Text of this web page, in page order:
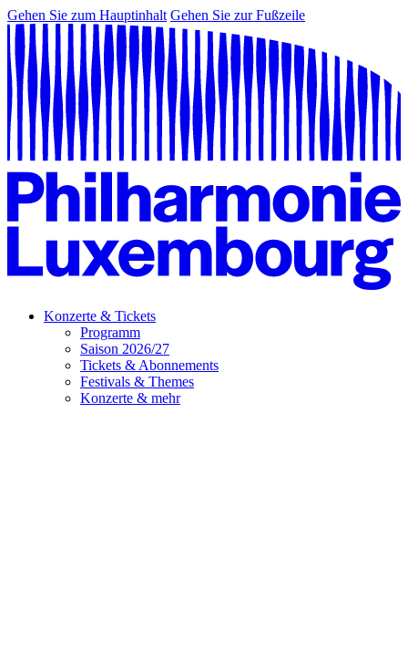
Gehen Sie zum Hauptinhalt Gehen Sie zur Fußzeile
Konzerte & Tickets
Programm
Saison 2026/27
Tickets & Abonnements
Festivals & Themes
Konzerte & mehr